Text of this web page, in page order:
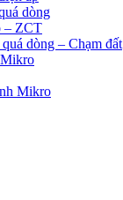
dòng
– ZCT
dòng – Chạm đất
Mikro